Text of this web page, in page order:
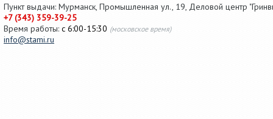
Пункт выдачи: Мурманск, Промышленная ул., 19, Деловой центр
+7 (343) 359-39-25
Время работы: с 6:00-15:30 (московское время)
info@stami.ru